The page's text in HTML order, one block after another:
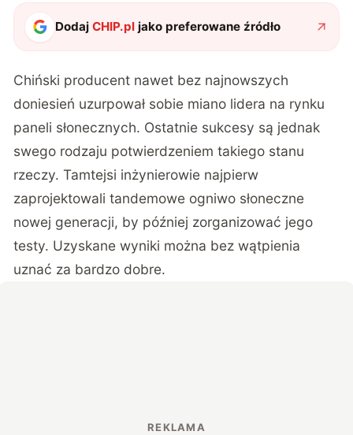
DodajCHIP.pl jako preferowane źródło
Chiński producent nawet bez najnowszych
doniesień uzurpował sobie miano lidera na rynku
paneli słonecznych. Ostatnie sukcesy są jednak
swego rodzaju potwierdzeniem takiego stanu
rzeczy. Tamtejsi inżynierowie najpierw
zaprojektowali tandemowe ogniwo słoneczne
nowej generacji, by później zorganizować jego
testy. Uzyskane wyniki można bez wątpienia
uznać za bardzo dobre.